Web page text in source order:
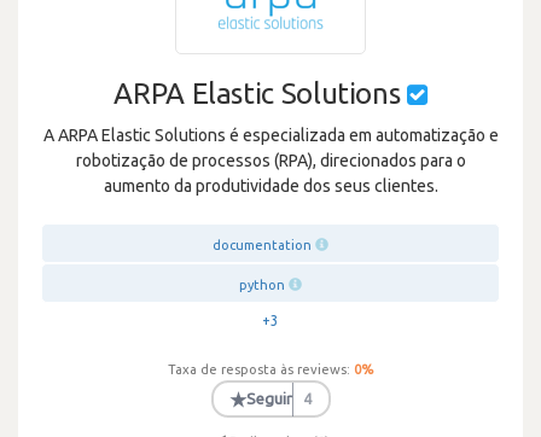
ARPA Elastic Solutions
A ARPA Elastic Solutions é especializada em automatização e
robotização de processos (RPA), direcionados para o
aumento da produtividade dos seus clientes.
documentation
python
+3
Taxa de resposta às reviews: 0%
★Seguir 4